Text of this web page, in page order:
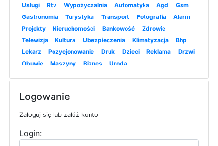
Usługi
Rtv Wypożyczalnia Automatyka Agd
Gsm
Gastronomia
Turystyka Transport Fotografia
Alarm
Projekty
Nieruchomości Bankowość
Zdrowie
Telewizja
Kultura Ubezpieczenia Klimatyzacja
Bhp
Lekarz
Pozycjonowanie Druk Dzieci Reklama
Drzwi
Obuwie
Maszyny Biznes Uroda
Logowanie
Zaloguj się lub załóż konto
Login: